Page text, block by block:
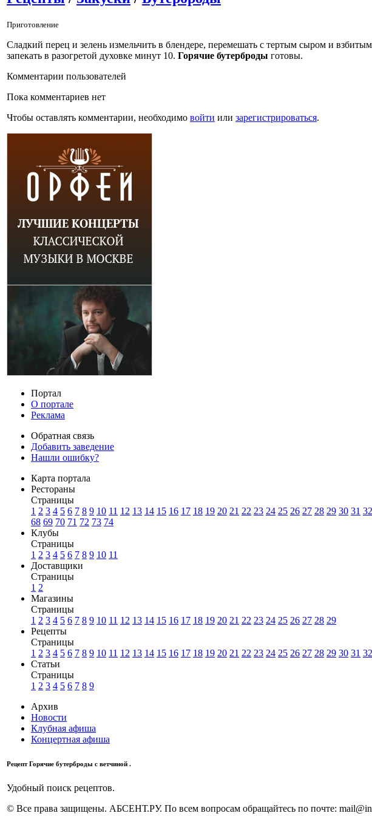
Приготовление
Сладкий перец и зелень измельчить в блендере, перемешать с тертым сыром и
запекать в разогретой духовке минут 10. Горячие бутерброды готовы.
Комментарии пользователей
Пока комментариев нет
Чтобы оставлять комментарии, необходимо войти или зарегистрироваться.
Портал
О портале
Реклама
Обратная связь
Добавить заведение
Нашли ошибку?
Карта портала
Рестораны
Страницы
1 2 3 4 5 6 7 8 9 10 11 12 13 14 15 16 17 18 19 20 21 22 23 24 25 26 27 28 29 30 31 32
68 69 70 71 72 73 74
Клубы
Страницы
1 2 3 4 5 6 7 8 9 10 11
Доставщики
Страницы
1 2
Магазины
Страницы
1 2 3 4 5 6 7 8 9 10 11 12 13 14 15 16 17 18 19 20 21 22 23 24 25 26 27 28 29
Рецепты
Страницы
1 2 3 4 5 6 7 8 9 10 11 12 13 14 15 16 17 18 19 20 21 22 23 24 25 26 27 28 29 30 31 32
Статьи
Страницы
1 2 3 4 5 6 7 8 9
Архив
Новости
Клубная афиша
Концертная афиша
Рецепт Горячие бутерброды с ветчиной .
Удобный поиск рецептов.
© Все права защищены. АБСЕНТ.РУ. По всем вопросам обращайтесь по почте: